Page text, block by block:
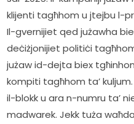
klijenti tagħhom u jtejbu l-
Il-gvernijiet qed jużawha
deċiżjonijiet politiċi
jużaw id-dejta biex
kompiti tagħhom ta’
il-blokk u ara n-numru ta’
madwarek. Jekk tuża